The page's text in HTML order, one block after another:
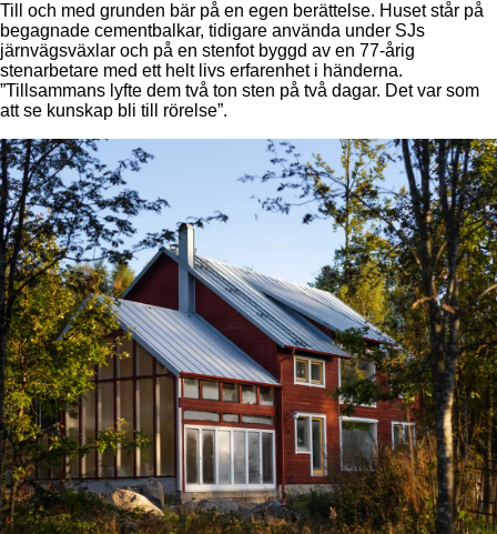
Till och med grunden bär på en egen berättelse. Huset står på
begagnade cementbalkar, tidigare använda under SJs
järnvägsväxlar och på en stenfot byggd av en 77-årig
stenarbetare med ett helt livs erfarenhet i händerna.
”Tillsammans lyfte dem två ton sten på två dagar. Det var som
att se kunskap bli till rörelse”.